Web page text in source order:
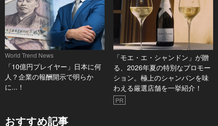
World Trend News
「10億円プレイヤー」日本に何
人？企業の報酬開示で明らか
に...！
「モエ・エ・シャンドン」が贈
る、2026年夏の特別なプロモー
ション。極上のシャンパンを味
わえる厳選店舗を一挙紹介！
PR
おすすめ記事